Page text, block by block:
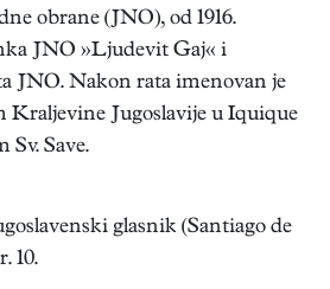
obrane (JNO), od 1916.
JNO »Ljudevit Gaj« i
JNO. Nakon rata imenovan je
Kraljevine Jugoslavije u Iquique
Save.
glasnik (Santiago de
10.